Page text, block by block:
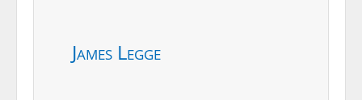
James Legge